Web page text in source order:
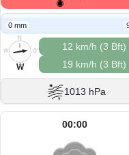
0 mm
N
O
S
W
W
12 km/h (3 Bft)
19 km/h (3 Bft)
1013 hPa
00:00